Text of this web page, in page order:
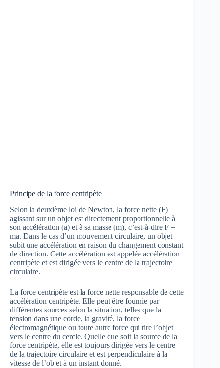
Principe de la force centripète
Selon la deuxième loi de Newton, la force nette (F)
agissant sur un objet est directement proportionnelle à
son accélération (a) et à sa masse (m), c’est-à-dire F =
ma. Dans le cas d’un mouvement circulaire, un objet
subit une accélération en raison du changement constant
de direction. Cette accélération est appelée accélération
centripète et est dirigée vers le centre de la trajectoire
circulaire.
La force centripète est la force nette responsable de cette
accélération centripète. Elle peut être fournie par
différentes sources selon la situation, telles que la
tension dans une corde, la gravité, la force
électromagnétique ou toute autre force qui tire l’objet
vers le centre du cercle. Quelle que soit la source de la
force centripète, elle est toujours dirigée vers le centre
de la trajectoire circulaire et est perpendiculaire à la
vitesse de l’objet à un instant donné.